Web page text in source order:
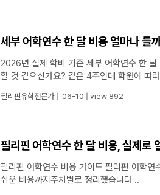
세부 어학연수 한 달 비용 얼마나 들
2026년 실제 학비 기준 세부 어학연수 한 달 비용 10개 학원 실제 학비로 비교합니다 세부 어학연수 어디든 비슷
필리핀유학전문가| 06-10 view 892
필리핀 어학연수 한 달 비용, 실제
필리핀 어학연수 비용 가이드 필리핀 어학연수 한 달 비용4주 실제 총예산 얼마면 될까? 처음 가는 분이 놓치기
쉬운 비용까지주차별로 정리했습니다 ..